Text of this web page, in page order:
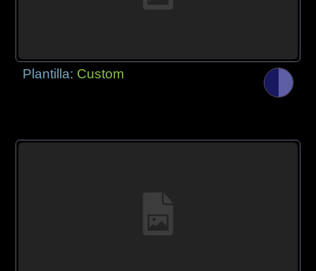
Plantilla: Custom